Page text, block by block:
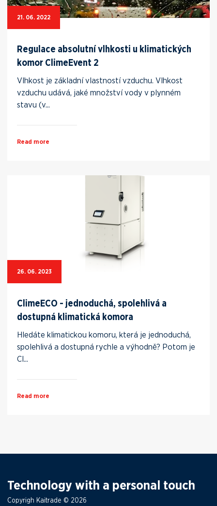
21. 06. 2022
Regulace absolutní vlhkosti u klimatických
komor ClimeEvent 2
Vlhkost je základní vlastností vzduchu. Vlhkost
vzduchu udává, jaké množství vody v plynném
stavu (v...
Read more
26. 06. 2023
ClimeECO - jednoduchá, spolehlivá a
dostupná klimatická komora
Hledáte klimatickou komoru, která je jednoduchá,
spolehlivá a dostupná rychle a výhodně? Potom je
Cl...
Read more
Technology with a personal touch
Copyrigh Kaitrade © 2026